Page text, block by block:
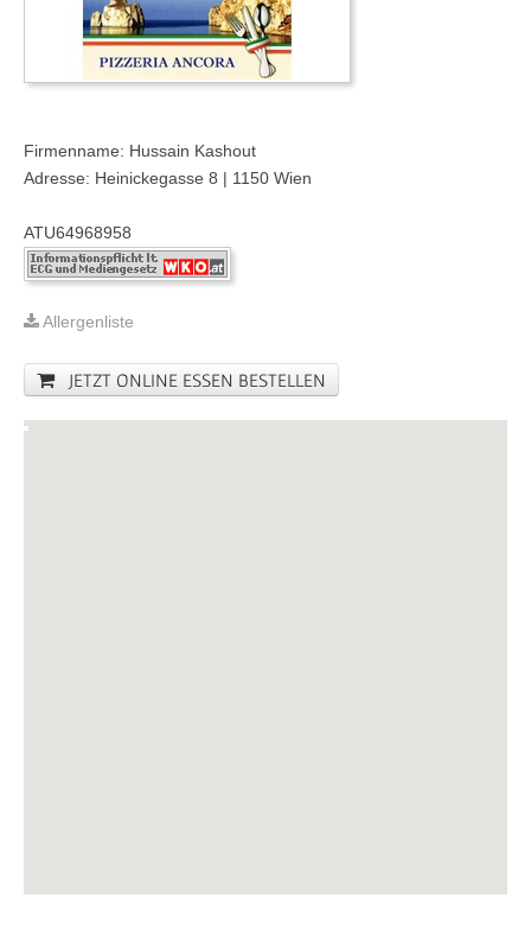
Firmenname: Hussain Kashout
Adresse: Heinickegasse 8 | 1150 Wien
ATU64968958
Allergenliste
JETZT ONLINE ESSEN BESTELLEN